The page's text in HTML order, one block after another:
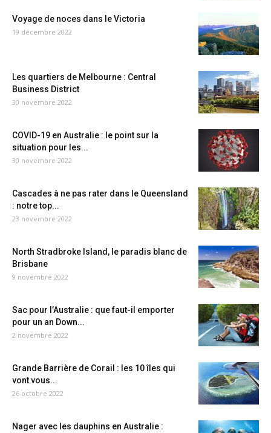
Voyage de noces dans le Victoria
19 décembre 2022
Les quartiers de Melbourne : Central
Business District
30 novembre 2022
COVID-19 en Australie : le point sur la
situation pour les...
30 novembre 2022
Cascades à ne pas rater dans le Queensland
: notre top...
23 novembre 2022
North Stradbroke Island, le paradis blanc de
Brisbane
9 novembre 2022
Sac pour l’Australie : que faut-il emporter
pour un an Down...
2 novembre 2022
Grande Barrière de Corail : les 10 îles qui
vont vous...
26 octobre 2022
Nager avec les dauphins en Australie :